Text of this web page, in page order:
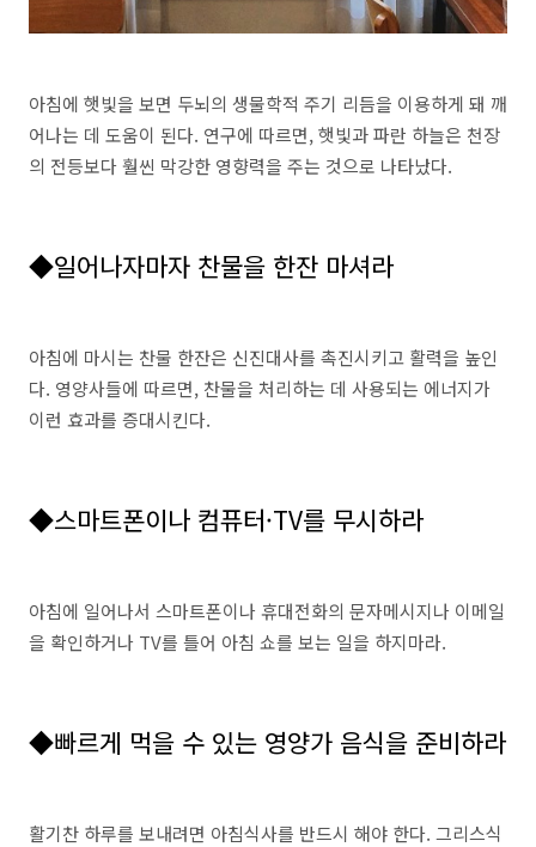
아침에 햇빛을 보면 두뇌의 생물학적 주기 리듬을 이용하게 돼 깨
어나는 데 도움이 된다. 연구에 따르면, 햇빛과 파란 하늘은 천장
의 전등보다 훨씬 막강한 영향력을 주는 것으로 나타났다.
◆일어나자마자 찬물을 한잔 마셔라
아침에 마시는 찬물 한잔은 신진대사를 촉진시키고 활력을 높인
다. 영양사들에 따르면, 찬물을 처리하는 데 사용되는 에너지가
이런 효과를 증대시킨다.
◆스마트폰이나 컴퓨터·TV를 무시하라
아침에 일어나서 스마트폰이나 휴대전화의 문자메시지나 이메일
을 확인하거나 TV를 틀어 아침 쇼를 보는 일을 하지마라.
◆빠르게 먹을 수 있는 영양가 음식을 준비하라
활기찬 하루를 보내려면 아침식사를 반드시 해야 한다. 그리스식